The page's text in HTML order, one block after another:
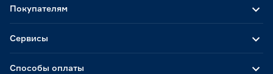
Способы оплаты
Покупателям
Сервисы